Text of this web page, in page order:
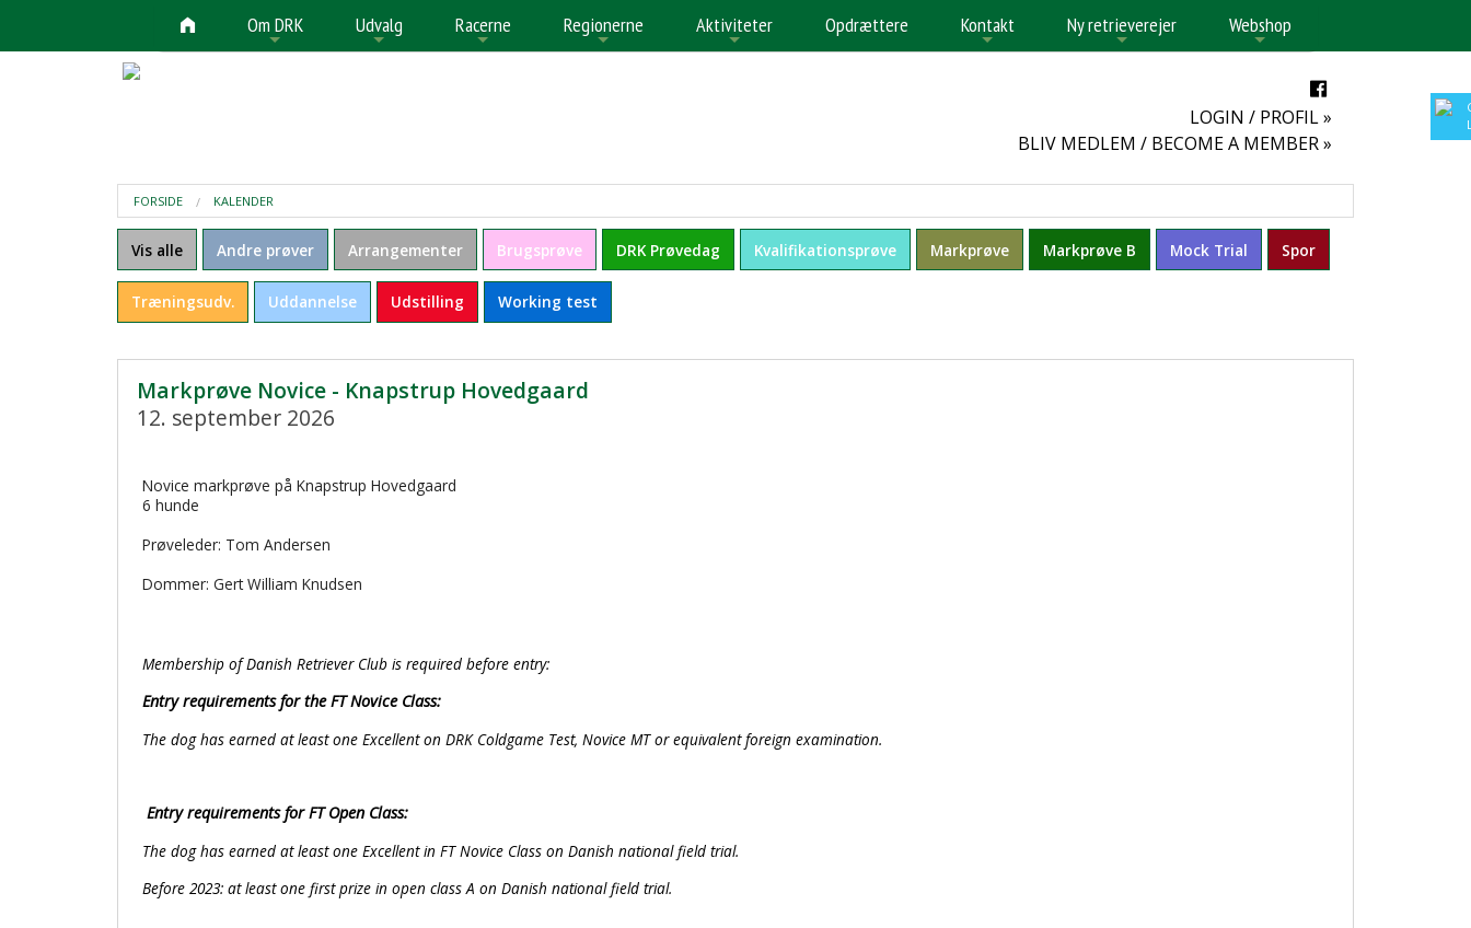
Om DRK Udvalg Racerne Regionerne Aktiviteter Opdrættere Kontakt Ny retrieverejer Webshop
LOGIN / PROFIL »
BLIV MEDLEM / BECOME A MEMBER »
FORSIDE KALENDER
Vis alle Andre prøver Arrangementer Brugsprøve DRK Prøvedag Kvalifikationsprøve Markprøve Markprøve B Mock Trial Spor
Træningsudv. Uddannelse Udstilling Working test
Markprøve Novice - Knapstrup Hovedgaard
12. september 2026
Novice markprøve på Knapstrup Hovedgaard
6 hunde
Prøveleder: Tom Andersen
Dommer: Gert William Knudsen
Membership of Danish Retriever Club is required before entry:
Entry requirements for the FT Novice Class:
The dog has earned at least one Excellent on DRK Coldgame Test, Novice MT or equivalent foreign examination.
Entry requirements for FT Open Class:
The dog has earned at least one Excellent in FT Novice Class on Danish national field trial.
Before 2023: at least one first prize in open class A on Danish national field trial.